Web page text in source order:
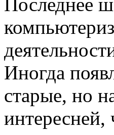
Иногда
старые, но
интересней,